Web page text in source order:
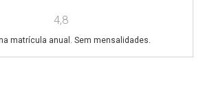
4,8
matrícula anual. Sem mensalidades.